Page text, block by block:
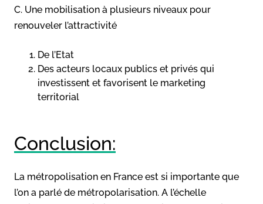
C. Une mobilisation à plusieurs niveaux pour
renouveler l’attractivité
De l’Etat
Des acteurs locaux publics et privés qui
investissent et favorisent le marketing
territorial
Conclusion:
La métropolisation en France est si importante que
l’on a parlé de métropolarisation. A l’échelle